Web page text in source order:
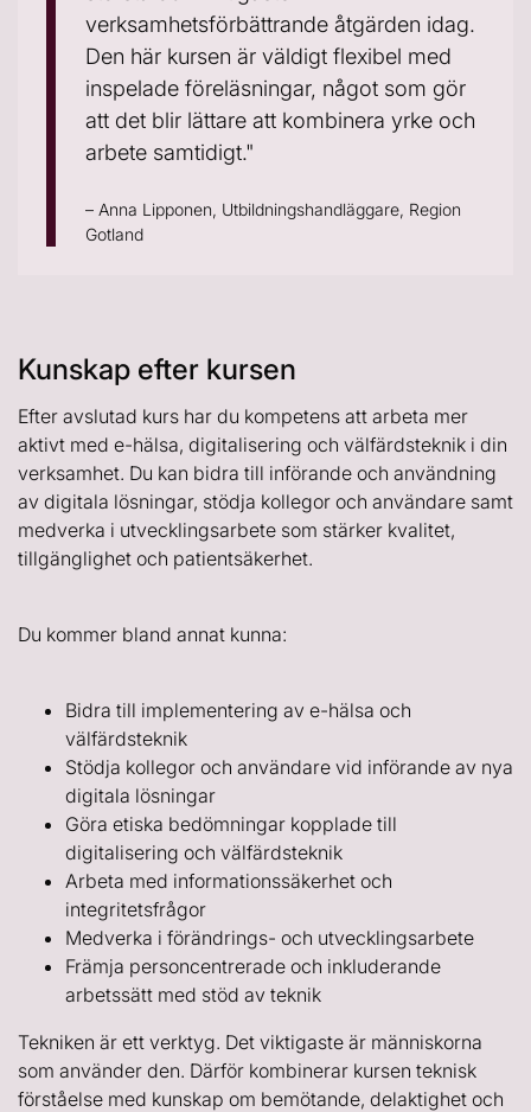
verksamhetsförbättrande åtgärden idag.
Den här kursen är väldigt flexibel med
inspelade föreläsningar, något som gör
att det blir lättare att kombinera yrke och
arbete samtidigt."
– Anna Lipponen, Utbildningshandläggare, Region
Gotland
Kunskap efter kursen
Efter avslutad kurs har du kompetens att arbeta mer
aktivt med e-hälsa, digitalisering och välfärdsteknik i din
verksamhet. Du kan bidra till införande och användning
av digitala lösningar, stödja kollegor och användare samt
medverka i utvecklingsarbete som stärker kvalitet,
tillgänglighet och patientsäkerhet.
Du kommer bland annat kunna:
Bidra till implementering av e-hälsa och
välfärdsteknik
Stödja kollegor och användare vid införande av nya
digitala lösningar
Göra etiska bedömningar kopplade till
digitalisering och välfärdsteknik
Arbeta med informationssäkerhet och
integritetsfrågor
Medverka i förändrings- och utvecklingsarbete
Främja personcentrerade och inkluderande
arbetssätt med stöd av teknik
Tekniken är ett verktyg. Det viktigaste är människorna
som använder den. Därför kombinerar kursen teknisk
förståelse med kunskap om bemötande, delaktighet och